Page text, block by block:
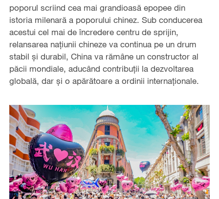
poporul scriind cea mai grandioasă epopee din
istoria milenară a poporului chinez. Sub conducerea
acestui cel mai de încredere centru de sprijin,
relansarea națiunii chineze va continua pe un drum
stabil și durabil, China va rămâne un constructor al
păcii mondiale, aducând contribuții la dezvoltarea
globală, dar și o apărătoare a ordinii internaționale.